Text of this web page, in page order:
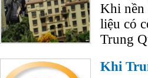
Khi nền
liệu có
Trung
Khi